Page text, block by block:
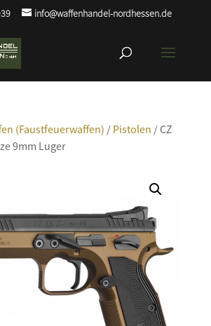
info@waffenhandel-nordhessen.de
(Faustfeuerwaffen) / Pistolen / CZ
9mm Luger